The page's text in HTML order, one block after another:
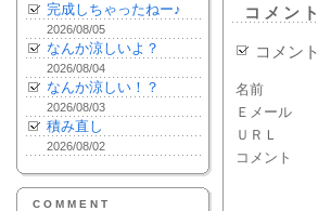
完成しちゃったねー♪
2026/08/05
なんか涼しいよ？
2026/08/04
なんか涼しい！？
2026/08/03
積み直し
2026/08/02
COMMENT
コメン
コメン
名前
Ｅメール
ＵＲＬ
コメント